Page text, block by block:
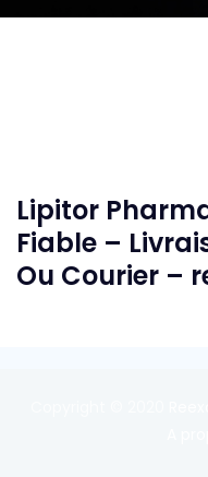
Lipitor
Fiable –
Ou Courier –